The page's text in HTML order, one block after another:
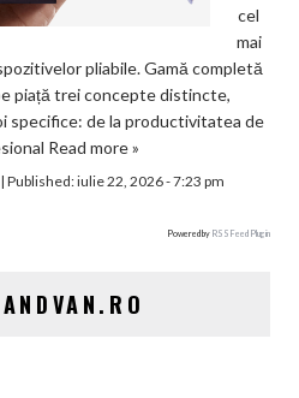
cel
mai
pliabile. Gamă completă
piață trei concepte distincte,
specifice: de la productivitatea de
Read more »
Published:iulie 22, 2026 - 7:23 pm
Powered by RSS Feed Plugin